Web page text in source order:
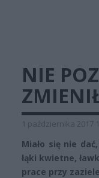
NIE
1 października 2017
Miało się nie
łąki kwietne,
prace przy